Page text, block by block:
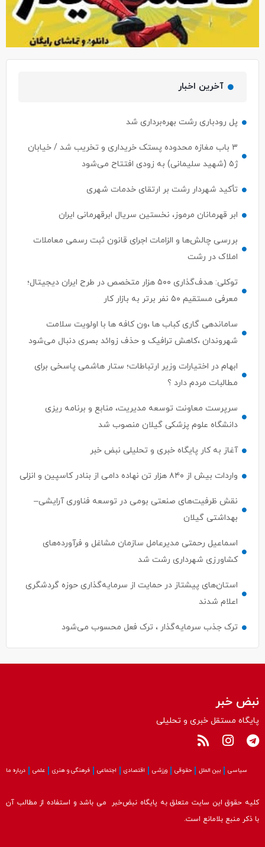
آخرین اخبار
پل رودباری رشت بهره‌برداری شد
۳ باب مغازه محدوده پستک خریداری و تخریب شد / خیابان
ژ۵ (شهید سلیمانی) به زودی افتتاح می‌شود
تأکید شهردار رشت بر ارتقای خدمات شهری
ابر قهرمانان مرموز، نخستین سریال ابرقهرمانی ایران
بررسی چالش‌ها و الزامات اجرای قانون ثبت رسمی معاملات
املاک در رشت
توکلی: هدف‌گذاری ۵۰۰ هزار متخصص در طرح ایران دیجیتال؛
معرفی مستقیم ۵۰ نفر برتر به بازار کار
ساماندهی گاری کباب ها ،ون کافه ها با اولویت سلامت
شهروندان ،کاهش ترافیک و حذف زوائد بصری دنبال می‌شود
ابهام در اختیارات وزیر ارتباطات؛ ستار هاشمی پاسخی برای
مطالبات مردم دارد ؟
سرپرست معاونت توسعه مدیریت، منابع و برنامه ریزی
دانشگاه علوم پزشکی گیلان منصوب شد
آغاز به کار پایگاه خبری و تحلیلی نبض خبر
واردات بیش از ۸۴۰ هزار تن نهاده دامی از بنادر كاسپین و انزلی
نقش ظرفیت‌های صنعتی بومی در توسعه فناوری آرایشی–
بهداشتی گیلان
اسماعیل رحمتی مدیرعامل سازمان مشاغل و فرآورده‌های
کشاورزی شهرداری رشت شد
استان‌های پیشتاز در حمایت از سرمایه‌گذاری حوزه گردشگری
اعلام شدند
ترک جذب سرمایه‌گذار ، ترک فعل محسوب می‌شود
نبض خبر
پایگاه مستقل خبری و تحلیلی
سیاسی بین الملل حقوقی ورزشی اقتصادی اجتماعی فرهنگی و هنری علمی درباره ما
کلیه حقوق این سایت متعلق به پایگاه نبض‌خبر می باشد و استفاده از مطالب آن
با ذکر منبع بلامانع است.